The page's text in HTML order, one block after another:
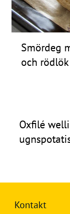
Smördeg
och rödlök
Oxfilé
Kontakt